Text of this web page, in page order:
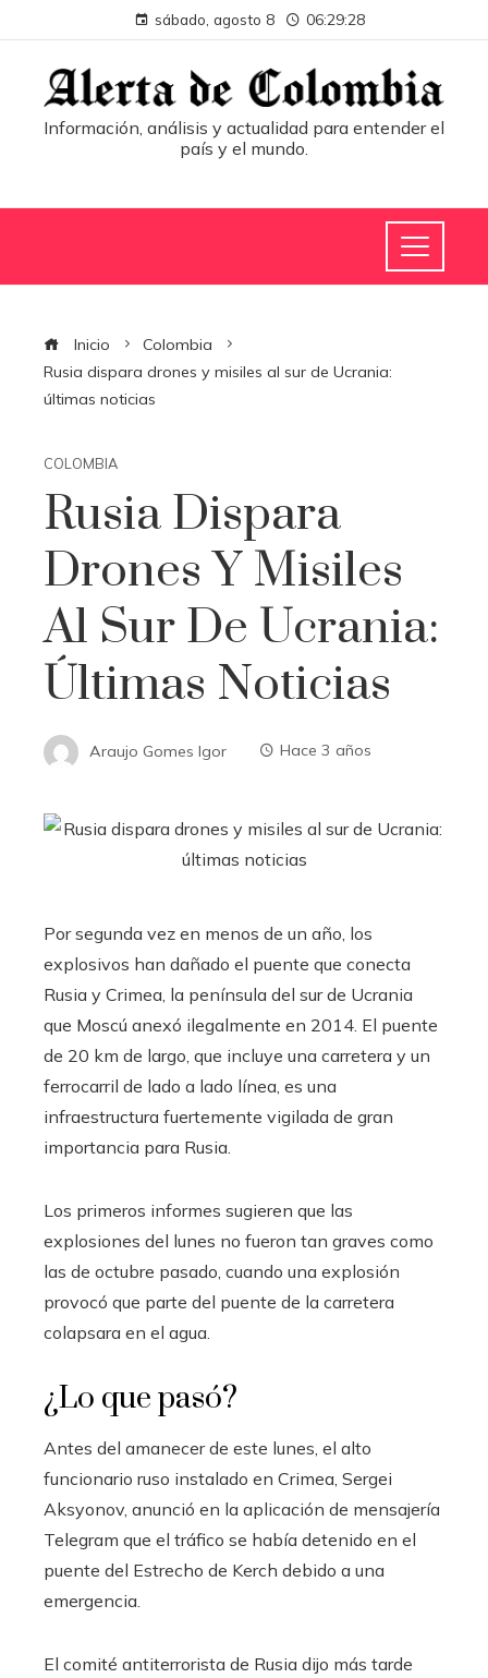
sábado, agosto 8 06:29:28
Información, análisis y actualidad para entender el
país y el mundo.
Inicio
Colombia
Rusia dispara drones y misiles al sur de Ucrania:
últimas noticias
COLOMBIA
Rusia Dispara
Drones Y Misiles
Al Sur De Ucrania:
Últimas Noticias
Araujo Gomes Igor Hace 3 años
Por segunda vez en menos de un año, los
explosivos han dañado el puente que conecta
Rusia y Crimea, la península del sur de Ucrania
que Moscú anexó ilegalmente en 2014. El puente
de 20 km de largo, que incluye una carretera y un
ferrocarril de lado a lado línea, es una
infraestructura fuertemente vigilada de gran
importancia para Rusia.
Los primeros informes sugieren que las
explosiones del lunes no fueron tan graves como
las de octubre pasado, cuando una explosión
provocó que parte del puente de la carretera
colapsara en el agua.
¿Lo que pasó?
Antes del amanecer de este lunes, el alto
funcionario ruso instalado en Crimea, Sergei
Aksyonov, anunció en la aplicación de mensajería
Telegram que el tráfico se había detenido en el
puente del Estrecho de Kerch debido a una
emergencia.
El comité antiterrorista de Rusia dijo más tarde